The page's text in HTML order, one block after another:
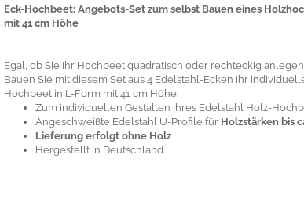
Eck-Hochbeet: Angebots-Set zum selbst Bauen eines
mit 41 cm Höhe
Egal, ob Sie Ihr Hochbeet quadratisch oder rechteckig
Bauen Sie mit diesem Set aus 4 Edelstahl-Ecken Ihr
Hochbeet in L-Form mit 41 cm Höhe.
Zum individuellen Gestalten Ihres Edelstahl Holz-
Angeschweißte Edelstahl U-Profile für Holzstärken bis
Lieferung erfolgt ohne Holz
Hergestellt in Deutschland.